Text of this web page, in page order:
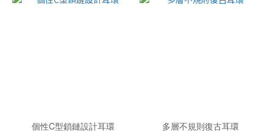
個性C型鎖鏈設計耳環 多層不規則復古耳環